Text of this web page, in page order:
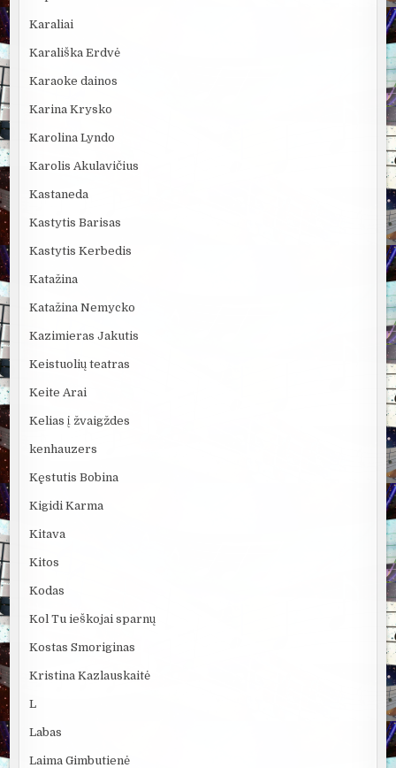
Karaliai
Karališka Erdvė
Karaoke dainos
Karina Krysko
Karolina Lyndo
Karolis Akulavičius
Kastaneda
Kastytis Barisas
Kastytis Kerbedis
Katažina
Katažina Nemycko
Kazimieras Jakutis
Keistuolių teatras
Keite Arai
Kelias į žvaigždes
kenhauzers
Kęstutis Bobina
Kigidi Karma
Kitava
Kitos
Kodas
Kol Tu ieškojai sparnų
Kostas Smoriginas
Kristina Kazlauskaitė
L
Labas
Laima Gimbutienė